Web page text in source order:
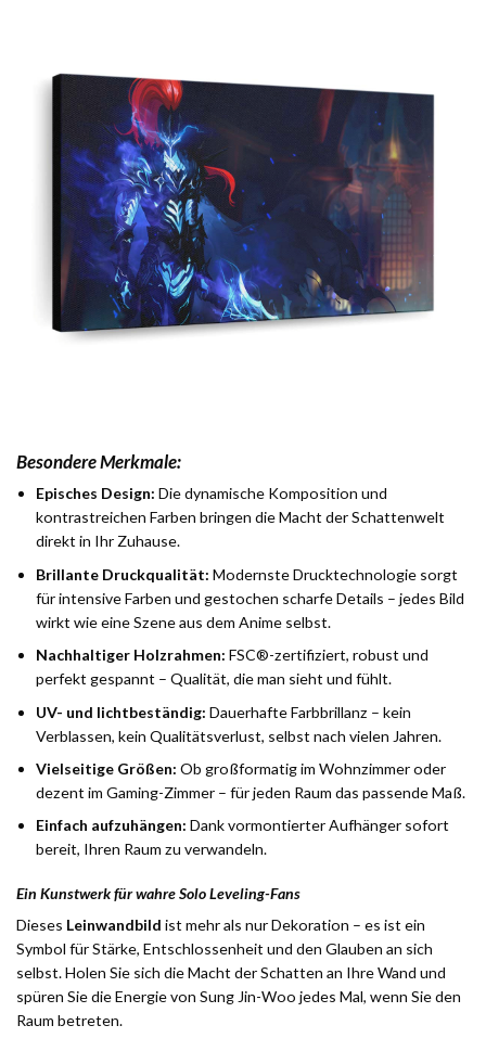
Besondere Merkmale:
Episches Design: Die dynamische Komposition und
kontrastreichen Farben bringen die Macht der Schattenwelt
direkt in Ihr Zuhause.
Brillante Druckqualität: Modernste Drucktechnologie sorgt
für intensive Farben und gestochen scharfe Details – jedes Bild
wirkt wie eine Szene aus dem Anime selbst.
Nachhaltiger Holzrahmen: FSC®-zertifiziert, robust und
perfekt gespannt – Qualität, die man sieht und fühlt.
UV- und lichtbeständig: Dauerhafte Farbbrillanz – kein
Verblassen, kein Qualitätsverlust, selbst nach vielen Jahren.
Vielseitige Größen: Ob großformatig im Wohnzimmer oder
dezent im Gaming-Zimmer – für jeden Raum das passende Maß.
Einfach aufzuhängen: Dank vormontierter Aufhänger sofort
bereit, Ihren Raum zu verwandeln.
Ein Kunstwerk für wahre Solo Leveling-Fans
Dieses Leinwandbild ist mehr als nur Dekoration – es ist ein
Symbol für Stärke, Entschlossenheit und den Glauben an sich
selbst. Holen Sie sich die Macht der Schatten an Ihre Wand und
spüren Sie die Energie von Sung Jin-Woo jedes Mal, wenn Sie den
Raum betreten.